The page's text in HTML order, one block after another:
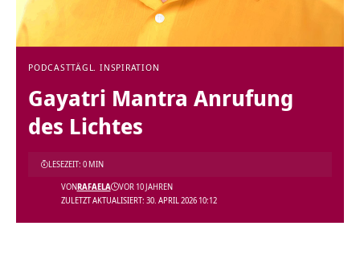
PODCASTTÄGL. INSPIRATION
Gayatri Mantra Anrufung
des Lichtes
ZULETZT AKTUALISIERT: 30. APRIL 2026 10:12
VONRAFAELA VOR 10 JAHREN
LESEZEIT: 0 MIN